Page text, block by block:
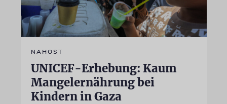
NAHOST
UNICEF-Erhebung: Kaum
Mangelernährung bei
Kindern in Gaza